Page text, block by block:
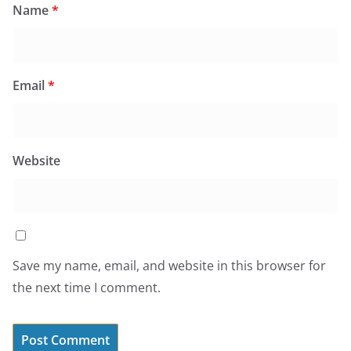
Name*
Email*
Website
Save my name, email, and website in this browser for
the next time I comment.